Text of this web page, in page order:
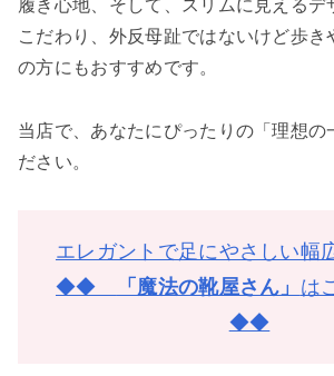
履き心地、そして、スリムに見えるデ
こだわり、外反母趾ではないけど歩き
の方にもおすすめです。
当店で、あなたにぴったりの「理想の
ださい。
エレガントで足にやさしい幅
◆◆
「魔法の靴屋さん」 は
◆◆